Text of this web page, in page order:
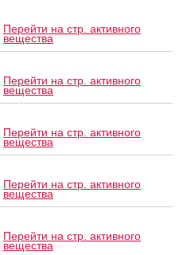
Перейти на стр. активного
вещества
Перейти на стр. активного
вещества
Перейти на стр. активного
вещества
Перейти на стр. активного
вещества
Перейти на стр. активного
вещества